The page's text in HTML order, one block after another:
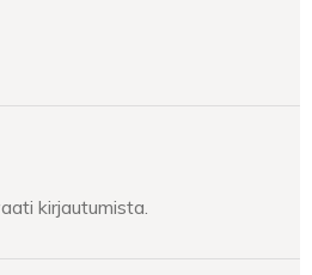
kirjautumista.